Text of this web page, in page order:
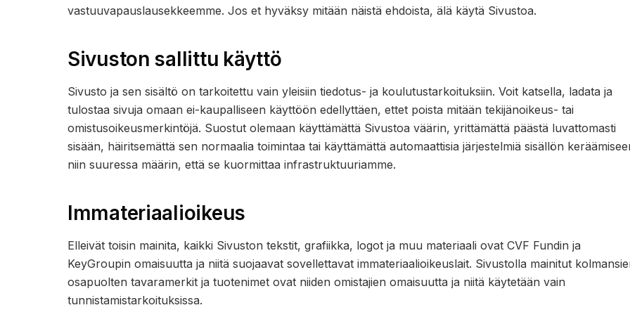
vastuuvapauslausekkeemme. Jos et hyväksy mitään näistä ehdoista, älä käytä Sivustoa.
Sivuston sallittu käyttö
Sivusto ja sen sisältö on tarkoitettu vain yleisiin tiedotus- ja koulutustarkoituksiin. Voit katsella, ladata ja
tulostaa sivuja omaan ei-kaupalliseen käyttöön edellyttäen, ettet poista mitään tekijänoikeus- tai
omistusoikeusmerkintöjä. Suostut olemaan käyttämättä Sivustoa väärin, yrittämättä päästä luvattomasti
sisään, häiritsemättä sen normaalia toimintaa tai käyttämättä automaattisia järjestelmiä sisällön
niin suuressa määrin, että se kuormittaa infrastruktuuriamme.
Immateriaalioikeus
Elleivät toisin mainita, kaikki Sivuston tekstit, grafiikka, logot ja muu materiaali ovat CVF Fundin ja
KeyGroupin omaisuutta ja niitä suojaavat sovellettavat immateriaalioikeuslait. Sivustolla mainitut
osapuolten tavaramerkit ja tuotenimet ovat niiden omistajien omaisuutta ja niitä käytetään vain
tunnistamistarkoituksissa.